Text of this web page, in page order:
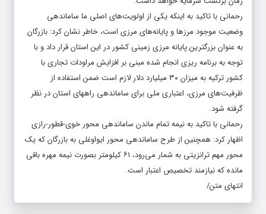
رحمانی با تاکید به اینکه یکی از اولویت‌های اصلی ما ساماندهی
وضعیت موجود مرزها و پایانه‌های مرزی است، خاطر نشان کرد: بازرگان
به عنوان بزرگترین پایانه مرزی زمینی کشور در این استان قرار داد و با
توجه به برنامه ریزی انجام شده مبنی بر افزایش مراودات تجاری با
کشور ترکیه به میزان ۳۰ میلیارد دلار لازم است ضمن استفاده از
ظرفیت‌های مرزی، اعتباری ملی برای ساماندهی راههای استان در نظر
گرفته شود.
رحمانی با تاکید به نیمه تمام ماندن ساماندهی محور خوی-قطور-رازی
اظهار کرد: همچنین از طرح ساماندهی محور ایواوغلی به بازرگان که یک
محور مهم ترانزیتی به شمار می‌رود، ۶۱ کیلومتر بصورت نیمه مهره باقی
مانده که نیازمند تخصیص اعتبار است.
انتهای متن/